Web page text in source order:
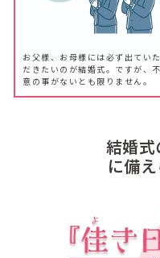
お父様、お母様には必ず出ていた
だきたいのが結婚式。ですが、不
意の事がないとも限りません。
結婚式
に備